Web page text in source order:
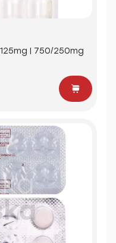
| 750/250mg